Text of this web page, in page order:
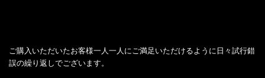
ご購入いただいたお客様一人一人にご満足いただけるように日々試行錯
誤の繰り返しでございます。